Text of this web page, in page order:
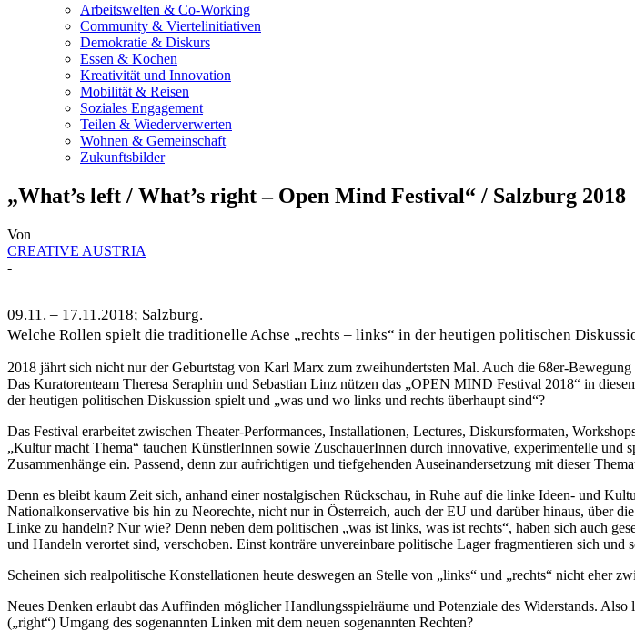
Arbeitswelten & Co-Working
Community & Viertelinitiativen
Demokratie & Diskurs
Essen & Kochen
Kreativität und Innovation
Mobilität & Reisen
Soziales Engagement
Teilen & Wiederverwerten
Wohnen & Gemeinschaft
Zukunftsbilder
„What’s left / What’s right – Open Mind Festival“ / Salzburg 2018
Von
CREATIVE AUSTRIA
-
09.11. – 17.11.2018; Salzburg.
Welche Rollen spielt die traditionelle Achse „rechts – links“ in der heutigen politischen
2018 jährt sich nicht nur der Geburtstag von Karl Marx zum zweihundertsten Mal. Auch die 68er-Bewegung
Das Kuratorenteam Theresa Seraphin und Sebastian Linz nützen das „OPEN MIND Festival 2018“ in
der heutigen politischen Diskussion spielt und „was und wo links und rechts überhaupt sind“?
Das Festival erarbeitet zwischen Theater-Performances, Installationen, Lectures, Diskursformaten,
„Kultur macht Thema“ tauchen KünstlerInnen sowie ZuschauerInnen durch innovative, experimentelle
Zusammenhänge ein. Passend, denn zur aufrichtigen und tiefgehenden Auseinandersetzung mit dieser
Denn es bleibt kaum Zeit sich, anhand einer nostalgischen Rückschau, in Ruhe auf die linke Ideen- und
Nationalkonservative bis hin zu Neorechte, nicht nur in Österreich, auch der EU und darüber hinaus, über
Linke zu handeln? Nur wie? Denn neben dem politischen „was ist links, was ist rechts“, haben sich auch
und Handeln verortet sind, verschoben. Einst konträre unvereinbare politische Lager fragmentieren sich und
Scheinen sich realpolitische Konstellationen heute deswegen an Stelle von „links“ und „rechts“ nicht eher
Neues Denken erlaubt das Auffinden möglicher Handlungsspielräume und Potenziale des Widerstands.
(„right“) Umgang des sogenannten Linken mit dem neuen sogenannten Rechten?